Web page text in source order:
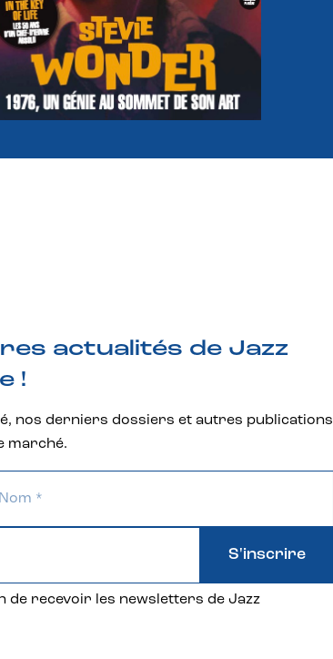
actualités de Jazz
!
nos derniers dossiers et autres publications
marché.
de recevoir les newsletters de Jazz
S'inscrire